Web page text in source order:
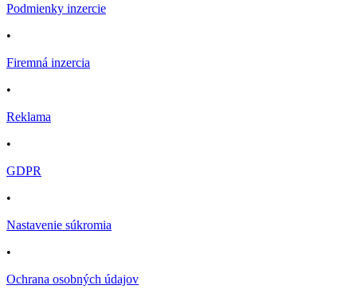
Podmienky inzercie
•
Firemná inzercia
•
Reklama
•
GDPR
•
Nastavenie súkromia
•
Ochrana osobných údajov